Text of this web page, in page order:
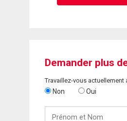
Demander plus
Travaillez-vous actuellement
Non Oui